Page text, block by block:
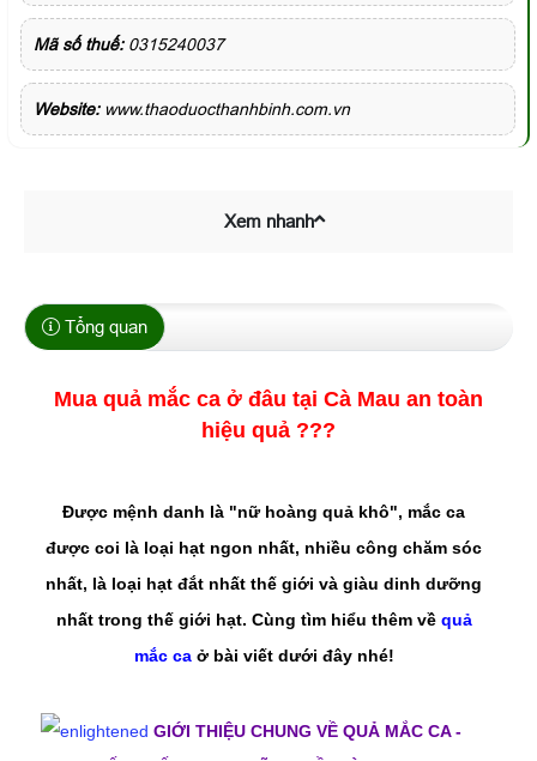
Mã số thuế: 0315240037
Website:www.thaoduocthanhbinh.com.vn
Xem nhanh
Tổng quan
Mua quả mắc ca ở đâu tại Cà Mau an toàn
hiệu quả ???
Được mệnh danh là "nữ hoàng quả khô", mắc ca
được coi là loại hạt ngon nhất, nhiều công chăm sóc
nhất, là loại hạt đắt nhất thế giới và giàu dinh dưỡng
nhất trong thế giới hạt. Cùng tìm hiểu thêm về quả
mắc caở bài viết dưới đây nhé!
GIỚI THIỆU CHUNG VỀ QUẢ MẮC CA -